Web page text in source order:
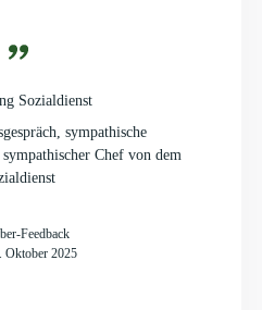
Sozialdienst
sympathische
Chef von dem
Feedback
Oktober 2025